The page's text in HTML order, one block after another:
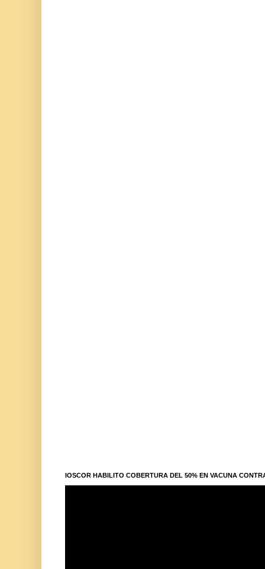
IOSCOR HABILITO COBERTURA DEL 50% EN VACUNA